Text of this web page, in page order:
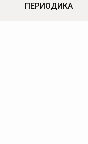
ПЕРИОДИКА